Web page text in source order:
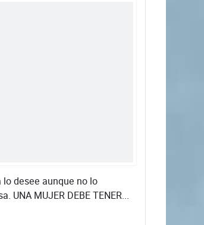
lo desee aunque no lo
MUJER DEBE TENER...